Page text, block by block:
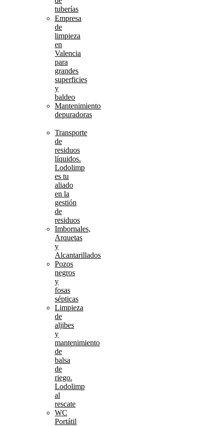
tuberías
Empresa
de
limpieza
en
Valencia
para
grandes
superficies
y
baldeo
Mantenimiento
depuradoras
Transporte
de
residuos
líquidos.
Lodolimp
es tu
aliado
en la
gestión
de
residuos
Imbornales,
Arquetas
y
Alcantarillados
Pozos
negros
y
fosas
sépticas
Limpieza
de
aljibes
y
mantenimiento
de
balsa
de
riego.
Lodolimp
al
rescate
WC
Portátil